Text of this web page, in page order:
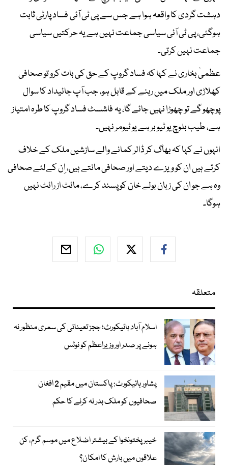
دہشت گردی کا واقعہ ہوا ہے جس سے پی ٹی آئی فساد پارٹی ثابت
ہوگئی، پی ٹی آئی سیاسی جماعت نہیں ہے یہ حرکتیں سیاسی
جماعت نہیں کرتی۔
عظمیٰ بخاری نے کہا کہ فساد گروپ کے حق کی بات کرو تو صحافی
کھلاڑی اور ملک میں رہنے کے قابل ہو، جب آپ جائیداد کا سوال
پوچھو گے تو چھوڑا نہیں جائے گا، یہ فاشسٹ فساد گروپ کا طرہ امتیاز
ہے، طیب بلوچ یو ٹیوبر ہے یو ٹیومر نہیں۔
انہوں نے کہا کہ بھاگ کر ڈالر کمانے والے سازشیں ملک کے خلاف
کرتے ہیں ان کو ویزے دیتے اور صحافی مانتے ہیں، اِن کےلئے صحافی
وہ ہے جو ان کی زبان بولے خان کو پسند کرے، مائٹ از رائٹ نہیں
ہوگا۔
متعلقہ
اسلام آباد ہائیکورٹ؛ ججز تعیناتی کی سمری منظور نہ
ہونے پر صدر اور وزیراعظم کو نوٹس
پشاور ہائیکورٹ: پاکستان میں مقیم 2 افغان
صحافیوں کو ملک بدر نہ کرنے کا حکم
خیبر پختونخوا کے بیشتر اضلاع میں موسم گرم، کن
علاقوں میں بارش کا امکان؟